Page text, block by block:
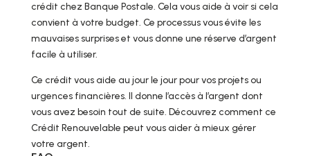
crédit chez Banque Postale. Cela vous aide à voir si cela
convient à votre budget. Ce processus vous évite les
mauvaises surprises et vous donne une réserve d’argent
facile à utiliser.
Ce crédit vous aide au jour le jour pour vos projets ou
urgences financières. Il donne l’accès à l’argent dont
vous avez besoin tout de suite. Découvrez comment ce
Crédit Renouvelable peut vous aider à mieux gérer
votre argent.